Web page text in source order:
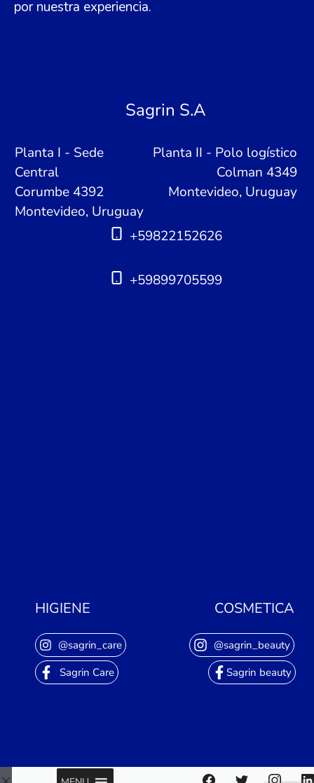
por nuestra experiencia.
Sagrin S.A
Planta I - Sede
Central
Corumbe 4392
Montevideo, Uruguay
Planta II - Polo logístico
Colman 4349
Montevideo, Uruguay
+59822152626
+59899705599
COSMETICA
@sagrin_beauty
Sagrin beauty
HIGIENE
@sagrin_care
Sagrin Care